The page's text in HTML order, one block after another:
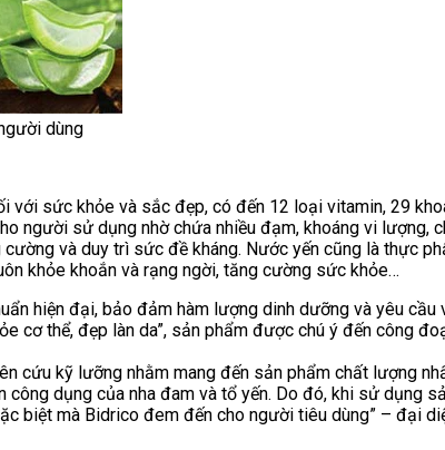
dùng
với sức khỏe và sắc đẹp, có đến 12 loại vitamin, 29
người sử dụng nhờ chứa nhiều đạm, khoáng vi lượng,
và duy trì sức đề kháng. Nước yến cũng là thực
khỏe khoắn và rạng ngời, tăng cường sức khỏe…
hiện đại, bảo đảm hàm lượng dinh dưỡng và yêu
cơ thể, đẹp làn da”, sản phẩm được chú ý đến công
cứu kỹ lưỡng nhằm mang đến sản phẩm chất lượng
dụng của nha đam và tổ yến. Do đó, khi sử dụng
biệt mà Bidrico đem đến cho người tiêu dùng” – đại